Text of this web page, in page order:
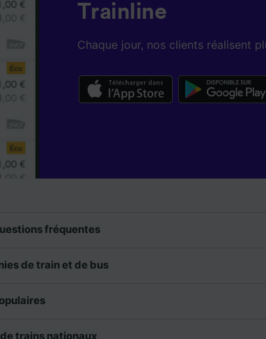
Trainline
Chaque jour, nos clients réalisent
fréquentes
de train et de bus
trains nationaux